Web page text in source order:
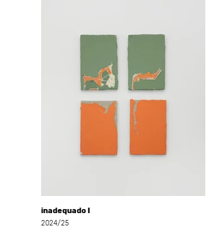
inadequado I
2024/25